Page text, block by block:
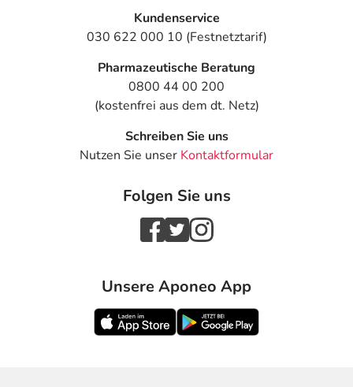
Kundenservice
030 622 000 10 (Festnetztarif)
Pharmazeutische Beratung
0800 44 00 200
(kostenfrei aus dem dt. Netz)
Schreiben Sie uns
Nutzen Sie unser Kontaktformular
Folgen Sie uns
Unsere Aponeo App